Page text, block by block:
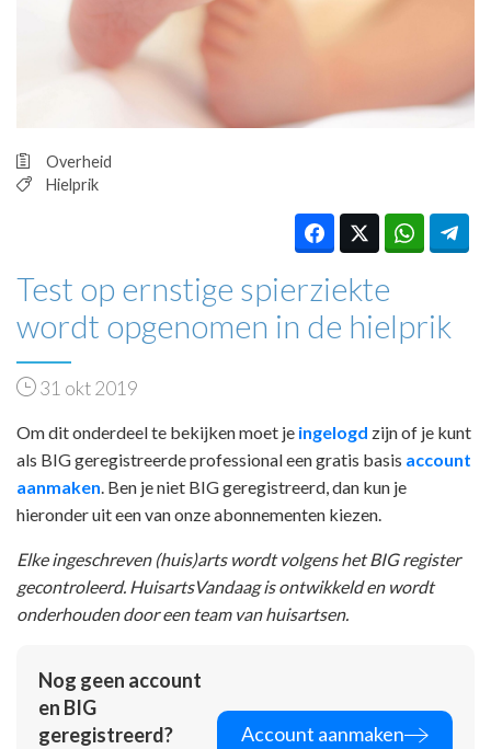
PRAKTIJKZAKEN
TARIEVEN
VPHUISARTSEN
MEDISCHE VAKHANDEL
INLOGGEN
REGISTRATIE
Overheid
Hielprik
Test op ernstige spierziekte
wordt opgenomen in de hielprik
31 okt 2019
Om dit onderdeel te bekijken moet je ingelogd zijn of je kunt
als BIG geregistreerde professional een gratis basis account
aanmaken. Ben je niet BIG geregistreerd, dan kun je
hieronder uit een van onze abonnementen kiezen.
Elke ingeschreven (huis)arts wordt volgens het BIG register
gecontroleerd. HuisartsVandaag is ontwikkeld en wordt
onderhouden door een team van huisartsen.
Nog geen account
en BIG
geregistreerd?
Account aanmaken